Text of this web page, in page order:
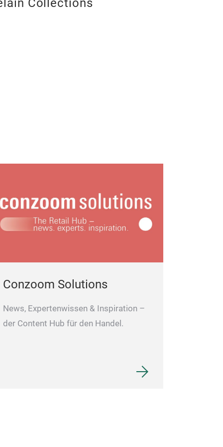
Collections
Conzoom Solutions
News, Expertenwissen & Inspiration –
der Content Hub für den Handel.